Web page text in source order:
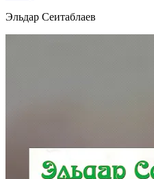
Эльдар Сеитаблаев